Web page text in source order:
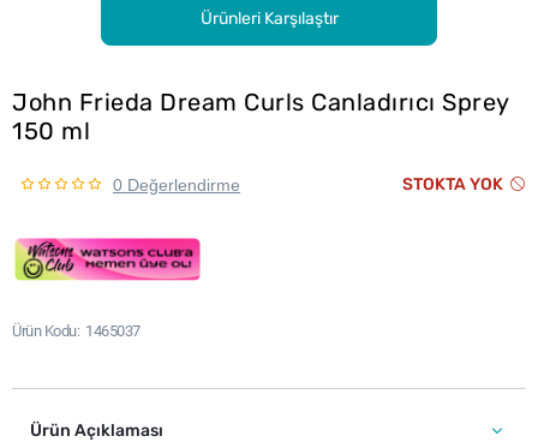
Ürünleri Karşılaştır
John Frieda Dream Curls Canladırıcı Sprey
150 ml
0 Değerlendirme STOKTA YOK
Ürün Kodu 1465037
Ürün Açıklaması